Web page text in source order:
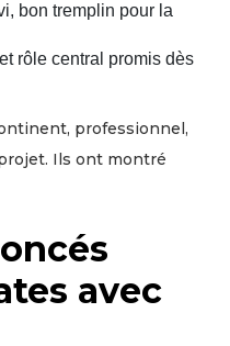
bon tremplin pour la
rôle central promis dès
professionnel,
Ils ont montré
avec